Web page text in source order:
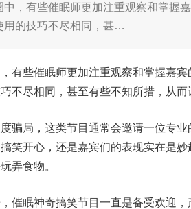
中，有些催眠师更加注重观察和掌握
用的技巧不尽相同，甚…
有些催眠师更加注重观察和掌握嘉
不尽相同，甚至有些不知所措，从而
骗局，这类节目通常会邀请一位专
笑开心，还是嘉宾们的表现实在是
弄食物。
催眠神奇搞笑节目一直是备受欢迎